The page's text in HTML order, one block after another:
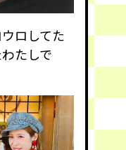
ロしてた
たしで